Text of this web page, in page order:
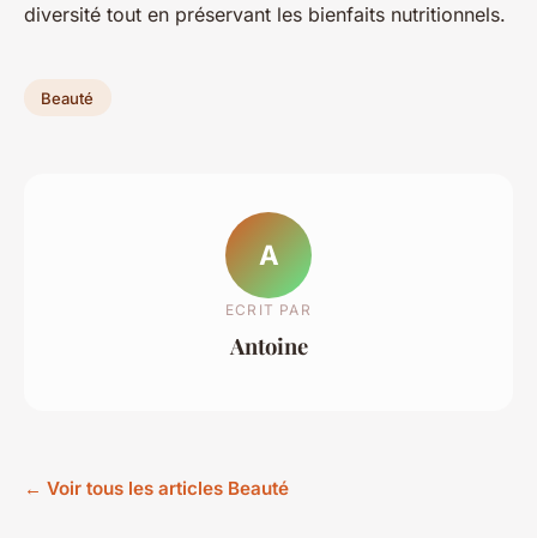
diversité tout en préservant les bienfaits nutritionnels.
Beauté
A
ECRIT PAR
Antoine
← Voir tous les articles Beauté